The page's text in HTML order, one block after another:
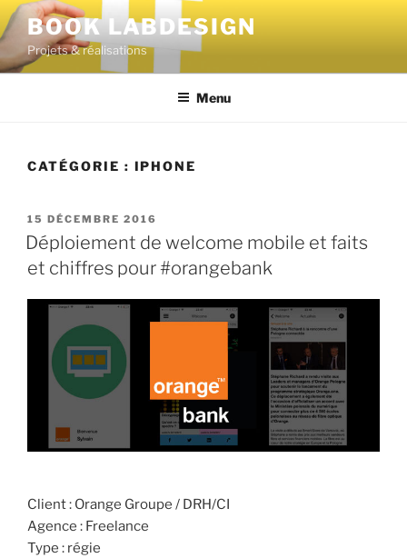
BOOK LABDESIGN
Projets & réalisations
Menu
CATÉGORIE : IPHONE
15 DÉCEMBRE 2016
Déploiement de welcome mobile et faits
et chiffres pour #orangebank
Client : Orange Groupe / DRH/CI
Agence : Freelance
Type : régie